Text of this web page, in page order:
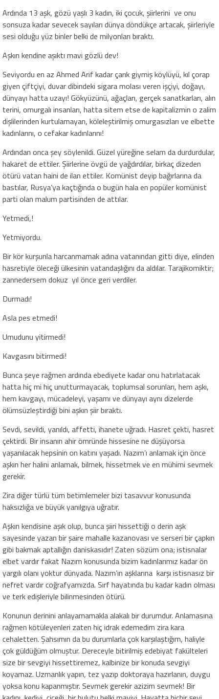
Ardında 13 aşk, gözü yaşlı 3 kadın, iki çocuk, şiirlerini ve onu
sonsuza kadar sevecek sayıları dünya döndükçe artacak, şiirleriyle
sesi olduğu yüz binler belki de milyonları bıraktı.
Aşkın kendine aşıktı mavi gözlü dev!
Seviyordu en az Ahmed Arif kadar çarık giymiş köylüyü, kıl çorap
giyen çiftçiyi, duvar dibindeki sigara molası veren işçiyi, doğayı,
dünyayı hatta uzayı! Gökyüzünü, ağaçları, gerçek sanatkarları, alın
terini, omurgalı insanları, hatta sitem etse de kapitalizmin o zalim
dişlilerinden kurtulamayan, köleleştirilmiş omurgasızları ve elbette
kadınlarını, o cefakar kadınlarını!
Ardından onca şey söylenildi. Güzel yüreğine selam da durdurdular,
hakaret de ettiler. Şiirlerine övgü de yağdırdılar, birkaç dizeden
ötürü vatan haini de ilan ettiler. Komünist deyip bağırlarına da
bastılar, Rusya’ya kaçtığında o bugün hala en popüler komünist
parti olan malum partisinden de attılar.
Yetmedi,!
Yetmiyordu.
Bir kör kurşunla harcanmamak adına vatanından gitti diye, elinden
hasretiyle öleceği ülkesinin vatandaşlığını da aldılar. Tarajikomiktir;
zannedersem dokuz yıl önce geri verdiler.
Durmadı!
Asla pes etmedi!
Umudunu yitirmedi!
Kavgasını bitirmedi!
Bunca şeye rağmen ardında ebediyete kadar onu hatırlatacak
hatta hiç mi hiç unutturmayacak, toplumsal sorunları, hem aşkı,
hem kavgayı, mücadeleyi, yaşamı ve dünyayı aynı dizelerde
ölümsüzleştirdiği bini aşkın şiir bıraktı.
Sevdi, sevildi, yanıldı, affetti, ihanete uğradı. Hasret çekti, hasret
çektirdi. Bir insanın ahir ömründe hissesine ne düşüyorsa
yaşanılacak hepsinin on katını yaşadı. Nazım’ı anlamak için önce
aşkın her halini anlamak, bilmek, hissetmek ve en mühimi sevmek
gerekir.
Zira diğer türlü tüm betimlemeler bizi tasavvur konusunda
haksızlığa ve büyük yanılgıya uğratır.
Aşkın kendisine aşık olup, bunca şiiri hissettiği o derin aşk
sayesinde yazan bir şaire mahalle kazanovası ve serseri bir çapkın
gibi bakmak aptallığın daniskasıdır! Zaten sözüm ona; istisnalar
elbet vardır fakat Nazım konusunda bizim kadınlarımız kadar ön
yargılı olanı yoktur dünyada. Nazım’ın aşklarına karşı istisnasız bir
nefret vardır coğrafyamızda. Sırf hayatında bu kadar kadın olması
ve terk edişleriyle bilinmesinden ötürü.
Konunun derinini anlayamamakla alakalı bir durumdur. Anlamasına
rağmen kötüleyenleri zaten hiç idrak edemedim zira kara
cehaletten. Şahsımın da bu durumlarla çok karşılaştığım, haliyle
çok güldüğüm olmuştur. Dereceyle bitirilmiş edebiyat fakülteleri
size bir sevgiyi hissettiremez, kalbinize bir konuda sevgiyi
koyamaz. Uzmanlık yapın, tez yazıp doktoraya hazırlanın, duygu
yoksa konu kapanmıştır. Sevmek gerekir azizim sevmek! Bir